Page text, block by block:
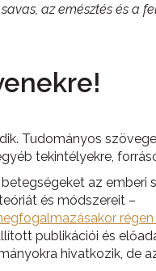
az emésztés és a
Tudományos
tekintélyekre,
az emberi
és módszereit –
publikációi és
hivatkozik, de